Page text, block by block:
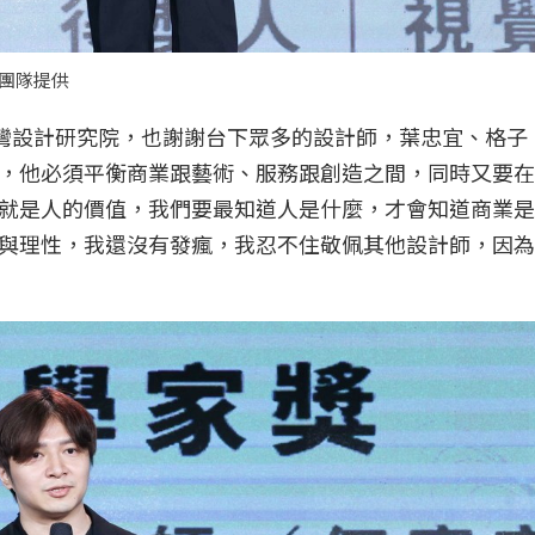
隊提供
計研究院，也謝謝台下眾多的設計師，葉忠宜、格子
他必須平衡商業跟藝術、服務跟創造之間，同時又要
是人的價值，我們要最知道人是什麼，才會知道商業
理性，我還沒有發瘋，我忍不住敬佩其他設計師，因